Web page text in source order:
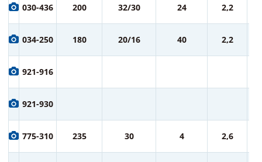
030-436 200 32/30 24 2,2
034-250 180 20/16 40 2,2
921-916
921-930
775-310 235 30 4 2,6